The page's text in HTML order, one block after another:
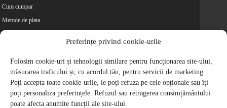
Preferințe privind cookie-urile
Folosim cookie-uri și tehnologii similare pentru funcționarea site-ului,
măsurarea traficului și, cu acordul tău, pentru servicii de marketing.
Poți accepta toate cookie-urile, le poți refuza pe cele opționale sau îți
poți personaliza preferințele. Refuzul sau retragerea consimțământului
poate afecta anumite funcții ale site-ului.
Cum cumpar
Metode de plata
Retur
Cariere
Politica de Confidentialitate
Politica de cookie-uri